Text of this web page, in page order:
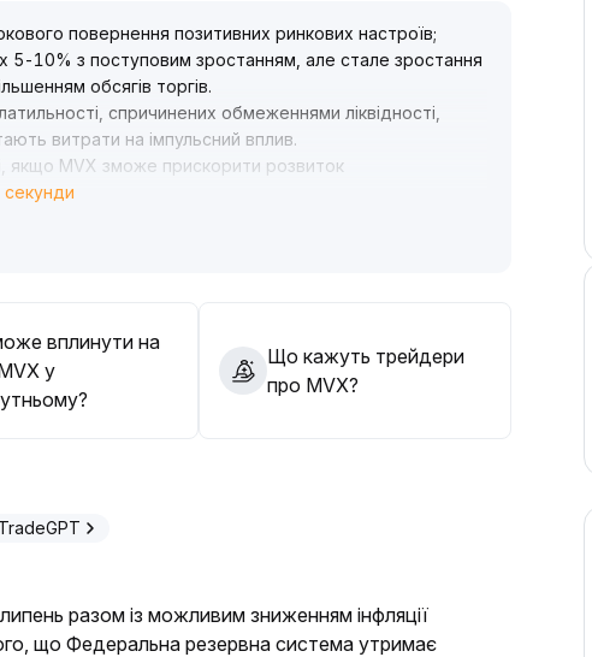
повернення позитивних ринкових настроїв;
5-10% з поступовим зростанням, але стале зростання
обсягів торгів.
спричинених обмеженнями ліквідності,
витрати на імпульсний вплив.
якщо MVX зможе прискорити розвиток
це сприятиме задоволенню потреб у структурному
інвестиційної привабливості
обережно купувати на відкатах з позицією не
секунди
вплинути на
у
Що кажуть трейдери
про MVX?
разом із можливим зниженням інфляції
що Федеральна резервна система утримає